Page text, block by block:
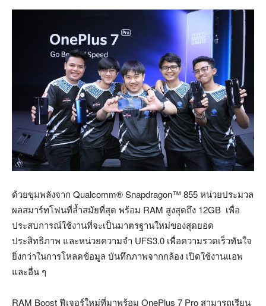
ด้วยขุมพลังจาก Qualcomm® Snapdragon™ 855 หน่วยประมวล
ผลสมาร์ทโฟนที่ล้ำสมัยที่สุด พร้อม RAM สูงสุดถึง 12GB เพื่อ
ประสบการณ์ใช้งานที่จะเป็นมาตรฐานใหม่ของสุดยอด
ประสิทธิภาพ และหน่วยความจำ UFS3.0 เพื่อความรวดเร็วทันใจ
ยิ่งกว่าในการโหลดข้อมูล บันทึกภาพจากกล้อง เปิดใช้งานแอพ
และอื่น ๆ
RAM Boost ฟีเจอร์ใหม่ที่มาพร้อม OnePlus 7 Pro สามารถเรียน